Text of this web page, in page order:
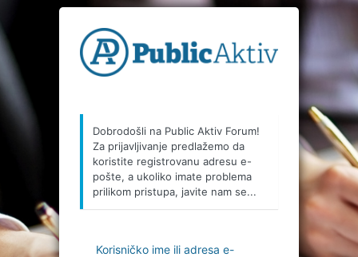
Prijava
Dobrodošli na Public Aktiv Forum!
Za prijavljivanje predlažemo da
koristite registrovanu adresu e-
pošte, a ukoliko imate problema
prilikom pristupa, javite nam se...
Korisničko ime ili adresa e-